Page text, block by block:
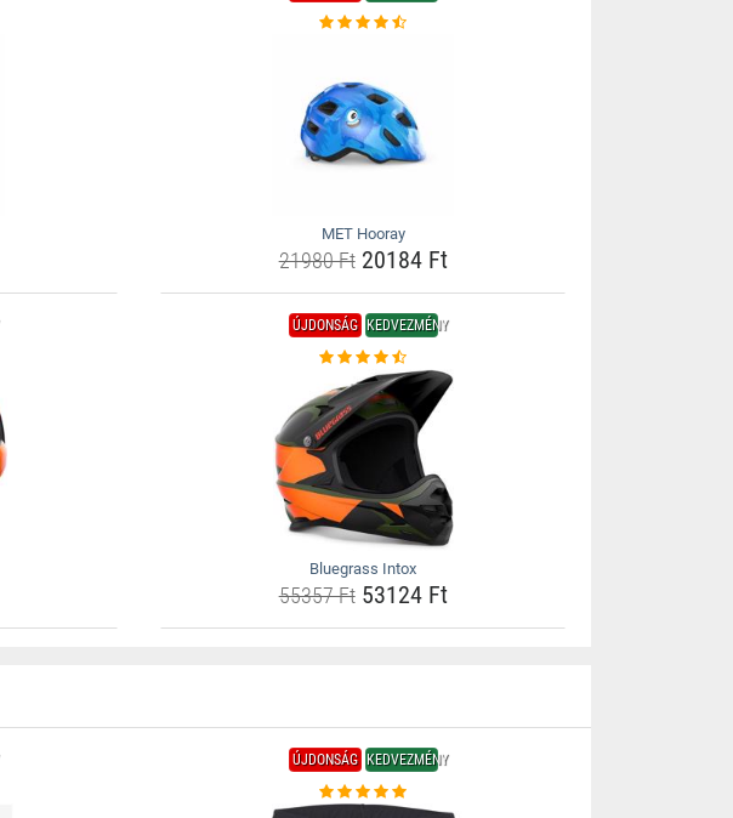
MET Hooray
21980 Ft20184 Ft
ÚJDONSÁG KEDVEZMÉNY
Bluegrass Intox
55357 Ft53124 Ft
ÚJDONSÁG KEDVEZMÉNY